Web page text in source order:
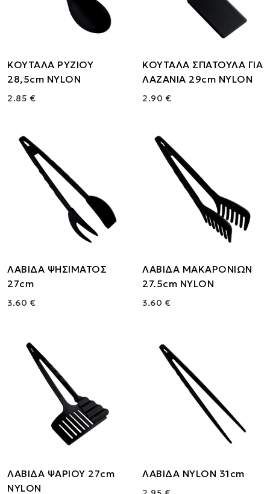
ΚΟΥΤΑΛΑ ΡΥΖΙΟΥ
28,5cm NYLON
2.85 €
ΚΟΥΤΑΛΑ ΣΠΑΤΟΥΛΑ ΓΙΑ
ΛΑΖΑΝΙΑ 29cm NYLON
2.90 €
ΛΑΒΙΔΑ ΨΗΣΙΜΑΤΟΣ
27cm
3.60 €
ΛΑΒΙΔΑ ΜΑΚΑΡΟΝΙΩΝ
27.5cm NYLON
3.60 €
ΛΑΒΙΔΑ ΨΑΡΙΟΥ 27cm
NYLON
ΛΑΒΙΔΑ NYLON 31cm